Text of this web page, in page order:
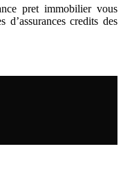
pret immobilier vous
d’assurances credits des